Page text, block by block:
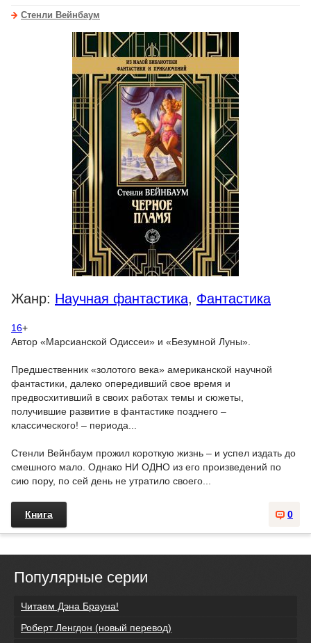
Стенли Вейнбаум
Жанр: Научная фантастика, Фантастика
16+
Автор «Марсианской Одиссеи» и «Безумной Луны».
Предшественник «золотого века» американской научной
фантастики, далеко опередивший свое время и
предвосхитивший в своих работах темы и сюжеты,
получившие развитие в фантастике позднего –
классического! – периода...
Стенли Вейнбаум прожил короткую жизнь – и успел издать до
смешного мало. Однако НИ ОДНО из его произведений по
сию пору, по сей день не утратило своего...
0
Книга
Популярные серии
Читаем Дэна Брауна!
Роберт Ленгдон (новый перевод)